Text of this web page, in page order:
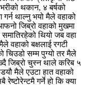
थकान, ४ बर्षको
थाल्नु भयो मैले वहाको
जिब्रो वहाको मुखमा
थियो जब वहा
वहाको बक्षलाई रगटी
चिउडो सम्म पुग्यो तर मैले
जिब्रो चुस्न थाले करिब ५
मैले एउटा हात वहाको
गर्ने हो कि क्या